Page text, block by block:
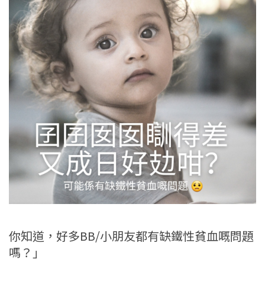
你知道，好多BB/小朋友都有缺鐵性貧血嘅問題
嗎？」